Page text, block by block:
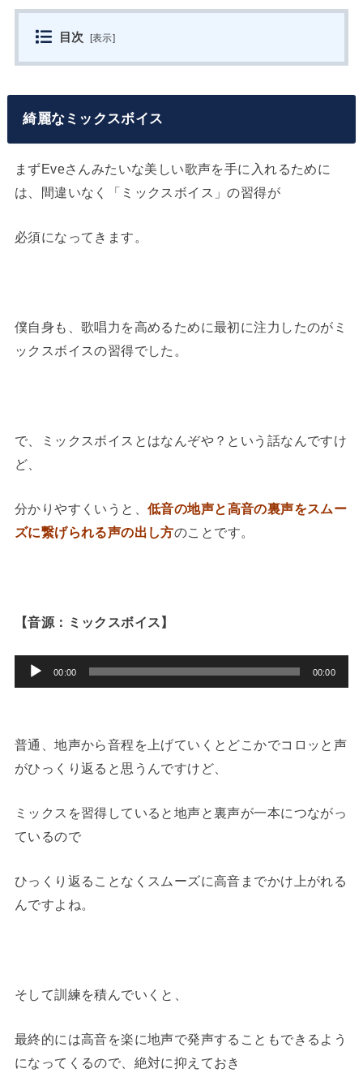
目次 [表示]
綺麗なミックスボイス
まずEveさんみたいな美しい歌声を手に入れるために
は、間違いなく「ミックスボイス」の習得が
必須になってきます。
僕自身も、歌唱力を高めるために最初に注力したのがミ
ックスボイスの習得でした。
で、ミックスボイスとはなんぞや？という話なんですけ
ど、
分かりやすくいうと、低音の地声と高音の裏声をスムー
ズに繋げられる声の出し方のことです。
【音源：ミックスボイス】
声
レ
ー
ー
00:00 00:00
普通、地声から音程を上げていくとどこかでコロッと声
がひっくり返ると思うんですけど、
ミックスを習得していると地声と裏声が一本につながっ
ているので
ひっくり返ることなくスムーズに高音までかけ上がれる
んですよね。
そして訓練を積んでいくと、
最終的には高音を楽に地声で発声することもできるよう
になってくるので、絶対に抑えておき